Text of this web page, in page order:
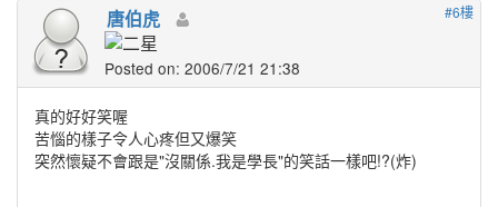
#6樓
唐伯虎
Posted on: 2006/7/21 21:38
真的好好笑喔
苦惱的樣子令人心疼但又爆笑
突然懷疑不會跟是"沒關係.我是學長"的笑話一樣吧!?(炸)